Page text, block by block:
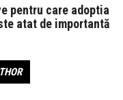
pentru care adoptia
atat de importantă